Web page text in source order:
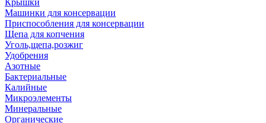
Крышки
Машинки для консервации
Приспособления для консервации
Щепа для копчения
Уголь,щепа,розжиг
Удобрения
Азотные
Бактериальные
Калийные
Микроэлементы
Минеральные
Органические